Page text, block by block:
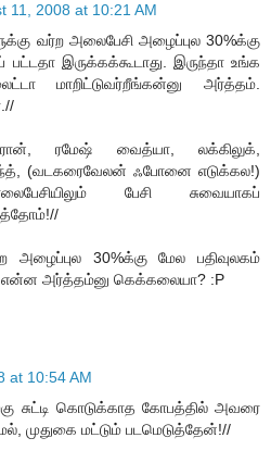
11, 2008 at 10:21 AM
வர்ற அலைபேசி அழைப்புல 30%க்கு
பட்டதா இருக்கக்கூடாது. இருந்தா உங்க
மாறிட்டுவர்றீங்கன்னு அர்த்தம்.
ரமேஷ் வைத்யா, லக்கிலுக்,
(வடகரைவேலன் ஃபோனை எடுக்கல!)
பேசி சுவையாகப்
அழைப்புல 30%க்கு மேல பதிவுலகம்
என்ன அர்த்தம்னு கெக்கலையா? :P
at 10:54 AM
சுட்டி கொடுக்காத கோபத்தில் அவரை
முதுகை மட்டும் படமெடுத்தேன்!//